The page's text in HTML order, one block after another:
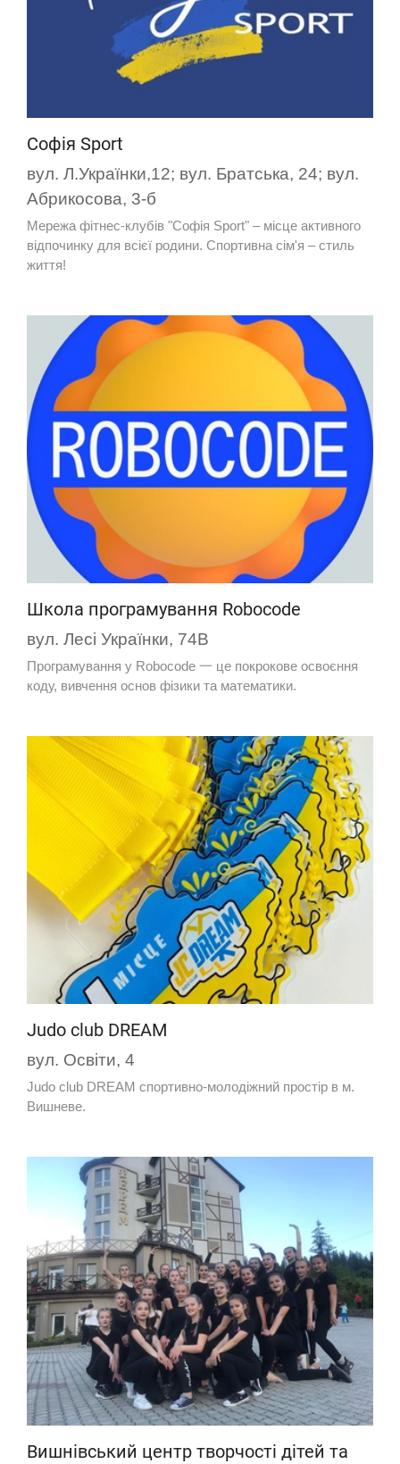
Софія Sport
вул. Л.Українки,12; вул. Братська, 24; вул.
Абрикосова, 3-б
Мережа фітнес-клубів "Софія Sport" – місце активного
відпочинку для всієї родини. Спортивна сім'я – стиль
життя!
Школа програмування Robocode
вул. Лесі Українки, 74В
Програмування у Robocode 一 це покрокове освоєння
коду, вивчення основ фізики та математики.
Judo club DREAM
вул. Освіти, 4
Judo club DREAM спортивно-молодіжний простір в м.
Вишневе.
Вишнівський центр творчості дітей та